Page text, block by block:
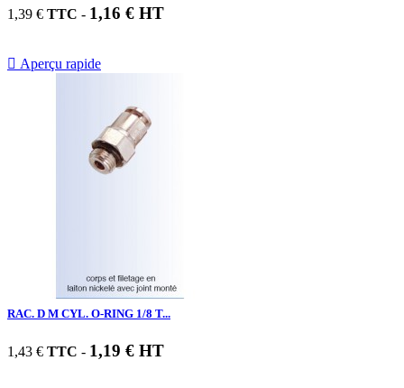
1,39 € TTC - 1,16 € HT
 Aperçu rapide
RAC. D M CYL. O-RING 1/8 T...
1,43 € TTC - 1,19 € HT